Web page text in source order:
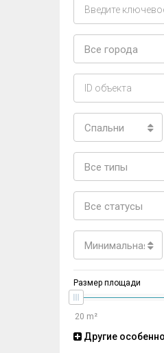
Все города
Спальни
Все типы
Все статусы
Минимальная
Размер площади
Другие